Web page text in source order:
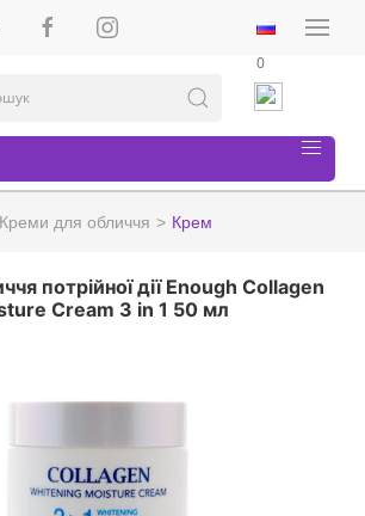
0
Креми для обличчя Крем
потрійної дії Enough Collagen
Cream 3 in 1 50 мл